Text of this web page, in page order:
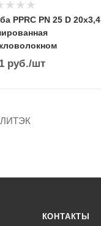
PPRC PN 25 D 20х3,4
руб./шт
КОНТАКТЫ